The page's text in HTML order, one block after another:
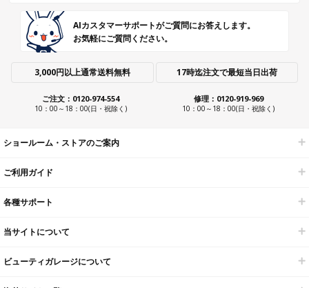
AIカスタマーサポートがご質問にお答えします。
お気軽にご質問ください。
3,000円以上通常送料無料 17時迄注文で最短当日出荷
ご注文：0120-974-554
10：00～18：00(日・祝除く)
修理：0120-919-969
10：00～18：00(日・祝除く)
ショールーム・ストアのご案内
ご利用ガイド
各種サポート
当サイトについて
ビューティガレージについて